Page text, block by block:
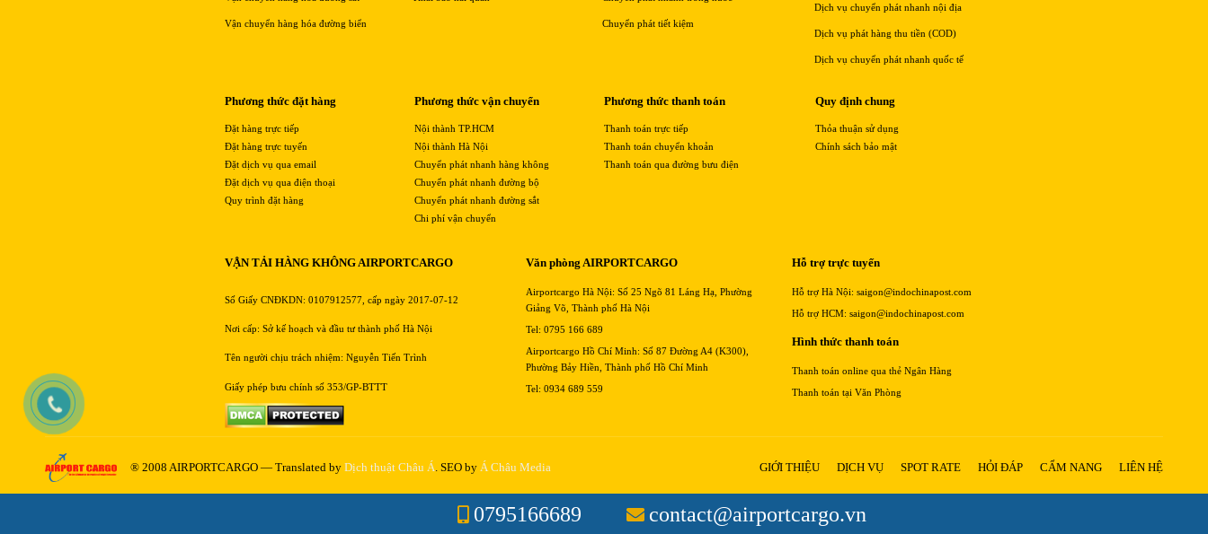
Vận chuyển hàng hóa đường biển Chuyển phát tiết kiệm
Dịch vụ chuyển phát nhanh nội địa
Dịch vụ phát hàng thu tiền (COD)
Dịch vụ chuyển phát nhanh quốc tế
Phương thức đặt hàng
Đặt hàng trực tiếp
Đặt hàng trực tuyến
Đặt dịch vụ qua email
Đặt dịch vụ qua điện thoại
Quy trình đặt hàng
Phương thức vận chuyển
Nội thành TP.HCM
Nội thành Hà Nội
Chuyển phát nhanh hàng không
Chuyển phát nhanh đường bộ
Chuyển phát nhanh đường sắt
Chi phí vận chuyển
Phương thức thanh toán
Thanh toán trực tiếp
Thanh toán chuyển khoản
Thanh toán qua đường bưu điện
Quy định chung
Thỏa thuận sử dụng
Chính sách bảo mật
VẬN TẢI HÀNG KHÔNG AIRPORTCARGO
Số Giấy CNĐKDN: 0107912577, cấp ngày 2017-07-12
Nơi cấp: Sở kế hoạch và đầu tư thành phố Hà Nội
Tên người chịu trách nhiệm: Nguyễn Tiến Trình
Giấy phép bưu chính số 353/GP-BTTT
Văn phòng AIRPORTCARGO
Airportcargo Hà Nội: Số 25 Ngõ 81 Láng Hạ, Phường
Giảng Võ, Thành phố Hà Nội
Tel: 0795 166 689
Airportcargo Hồ Chí Minh: Số 87 Đường A4 (K300),
Phường Bảy Hiền, Thành phố Hồ Chí Minh
Tel: 0934 689 559
Hỗ trợ trực tuyến
Hỗ trợ Hà Nội: saigon@indochinapost.com
Hỗ trợ HCM: saigon@indochinapost.com
Hình thức thanh toán
Thanh toán online qua thẻ Ngân Hàng
Thanh toán tại Văn Phòng
® 2008 AIRPORTCARGO — Translated by Dịch thuật Châu Á. SEO by Á Châu Media GIỚI THIỆU DỊCH VỤ SPOT RATE HỎI ĐÁP CẨM NANG LIÊN HỆ
0795166689 contact@airportcargo.vn